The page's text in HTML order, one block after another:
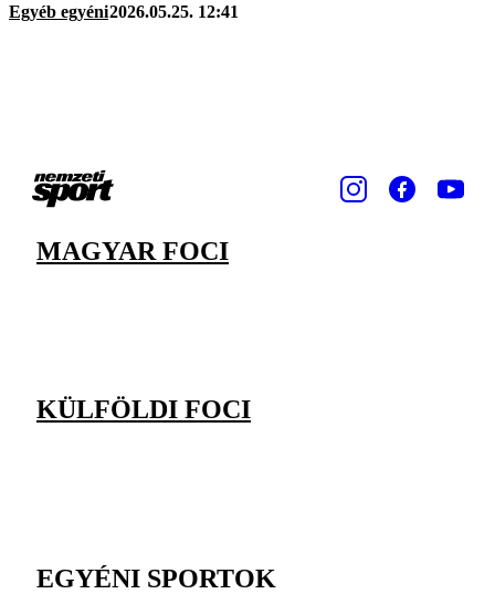
Egyéb egyéni2026.05.25. 12:41
MAGYAR FOCI
KÜLFÖLDI FOCI
EGYÉNI SPORTOK